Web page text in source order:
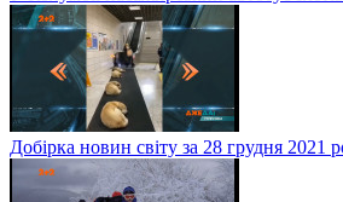
Добірка новин світу за 28 грудня 2021